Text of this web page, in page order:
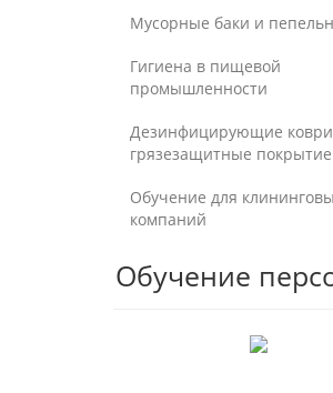
Мусорные баки и
Гигиена в пищевой
промышленности
Дезинфицирующие
грязезащитные покрытие
Обучение для
компаний
Обучение